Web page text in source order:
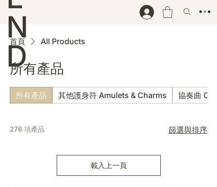
N
D
首頁 All Products
所有產品
所有產品 其他護身符 Amulets & Charms 協奏曲
276 項產品 篩選與排序
載入上一頁